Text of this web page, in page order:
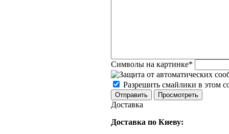
Символы на картинке*
Разрешить смайлики в этом
Доставка
Доставка по Киеву: